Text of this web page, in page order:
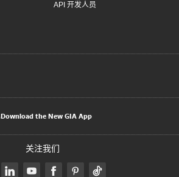
API 开发人员
Download the New GIA App
关注我们